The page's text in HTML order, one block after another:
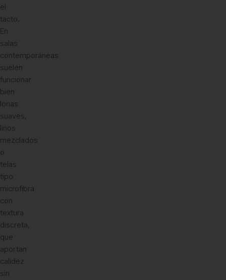
el
tacto.
En
salas
contemporáneas
suelen
funcionar
bien
lonas
suaves,
linos
mezclados
o
telas
tipo
microfibra
con
textura
discreta,
que
aportan
calidez
sin